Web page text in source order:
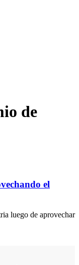
de
el
luego de aprovechar